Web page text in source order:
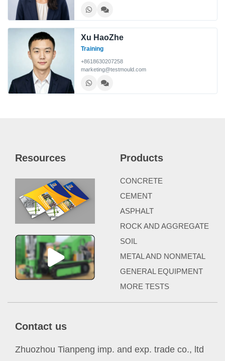
Xu HaoZhe
Training
+8618630207258
marketing@testmould.com
Resources Products
CONCRETE
CEMENT
ASPHALT
ROCK AND AGGREGATE
SOIL
METAL AND NONMETAL
GENERAL EQUIPMENT
MORE TESTS
Contact us
Zhuozhou Tianpeng imp. and exp. trade co., ltd